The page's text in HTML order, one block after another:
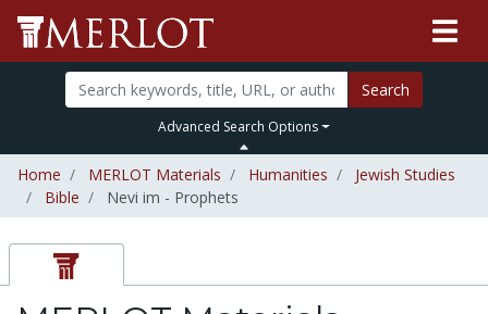
Search
Advanced Search Options
Home MERLOT Materials Humanities
Jewish Studies
Bible
Nevi im - Prophets